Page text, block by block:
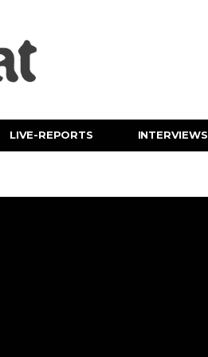
LIVE-REPORTS INTERVIEWS